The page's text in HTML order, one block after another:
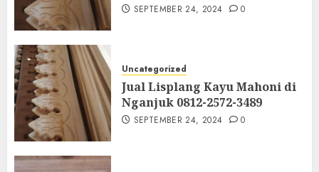
SEPTEMBER 24, 2024 0
Uncategorized
Jual Lisplang Kayu Mahoni di
Nganjuk 0812-2572-3489
SEPTEMBER 24, 2024 0